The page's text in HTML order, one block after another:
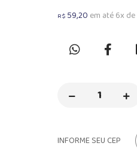
R$ 59,20 em até 6x de
INFORME SEU CEP